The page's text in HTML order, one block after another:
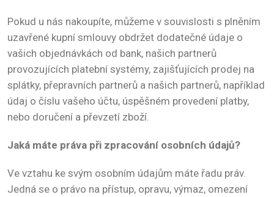
Pokud u nás nakoupíte, můžeme v souvislosti s plněním
uzavřené kupní smlouvy obdržet dodatečné údaje o
vašich objednávkách od bank, našich partnerů
provozujících platební systémy, zajišťujících prodej na
splátky, přepravních partnerů a našich partnerů, například
údaj o číslu vašeho účtu, úspěšném provedení platby,
nebo doručení a převzetí zboží.
Jaká máte práva při zpracování osobních údajů?
Ve vztahu ke svým osobním údajům máte řadu práv.
Jedná se o právo na přístup, opravu, výmaz, omezení